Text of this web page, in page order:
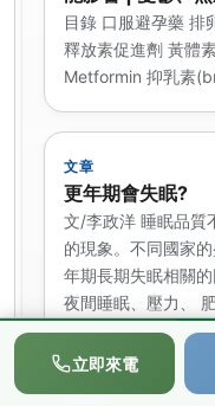
目錄 口服避孕藥 排
釋放素促進劑 黃體
Metformin 抑乳素
文章
更年期會失眠?
文/李政洋 睡眠品質
的現象。不同國家
年期長期失眠相關
夜間睡眠、壓力、
文章
立即來電
📞